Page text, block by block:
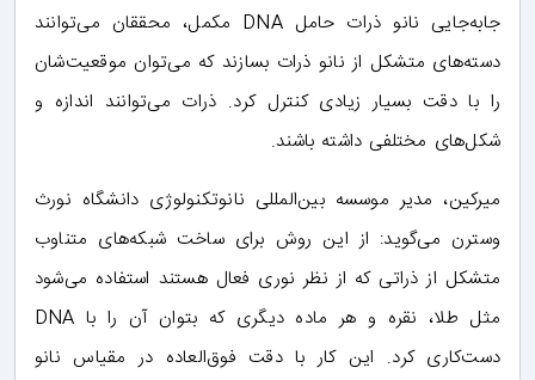
جابه‌جایی نانو ذرات حامل DNA مکمل، محققان می‌توانند
دسته‌های متشکل از نانو ذرات بسازند که می‌توان موقعیت‌شان
را با دقت بسیار زیادی کنترل کرد. ذرات می‌توانند اندازه و
شکل‌های مختلفی داشته باشند.
میرکین، مدیر موسسه بین‌المللی نانوتکنولوژی دانشگاه نورث
وسترن می‌گوید: از این روش برای ساخت شبکه‌های متناوب
متشکل از ذراتی که از نظر نوری فعال هستند استفاده می‌شود
مثل طلا، نقره و هر ماده دیگری که بتوان آن را با DNA
دست‌کاری کرد. این کار با دقت فوق‌العاده در مقیاس نانو